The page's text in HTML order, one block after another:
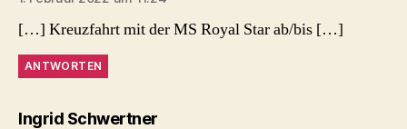
[…] Kreuzfahrt mit der MS Royal Star ab/bis […]
ANTWORTEN
Ingrid Schwertnersagt: